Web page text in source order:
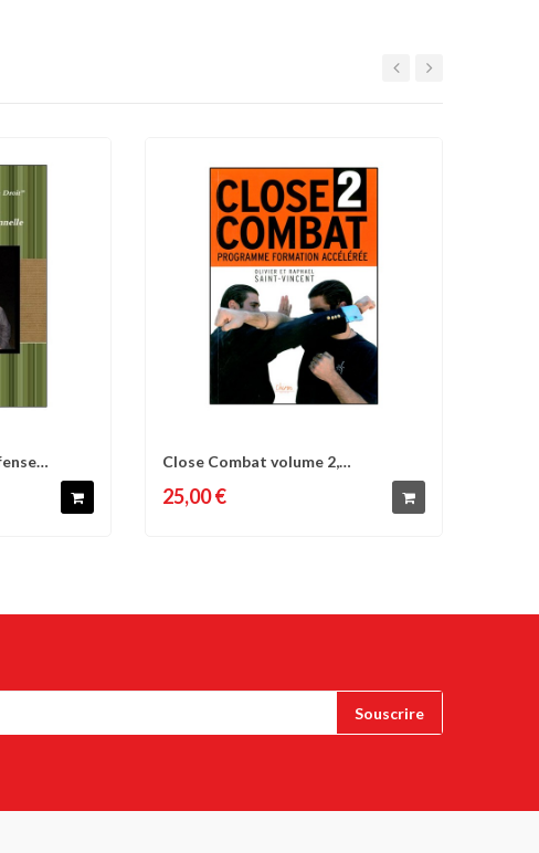
Liste d'envies Comparer Liste d'envies
Close Combat volume 2,
25,00 €